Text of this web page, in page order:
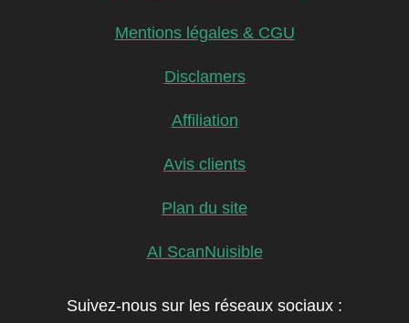
Mentions légales & CGU
Disclamers
Affiliation
Avis clients
Plan du site
AI ScanNuisible
Suivez-nous sur les réseaux sociaux :